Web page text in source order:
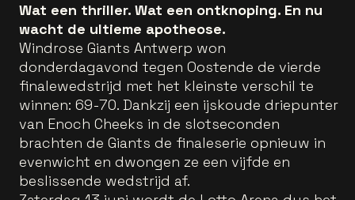
Wat een thriller. Wat een ontknoping. En nu
wacht de ultieme apotheose.
Windrose Giants Antwerp won
donderdagavond tegen Oostende de vierde
finalewedstrijd met het kleinste verschil te
winnen: 69-70. Dankzij een ijskoude driepunter
van Enoch Cheeks in de slotseconden
brachten de Giants de finaleserie opnieuw in
evenwicht en dwongen ze een vijfde en
beslissende wedstrijd af.